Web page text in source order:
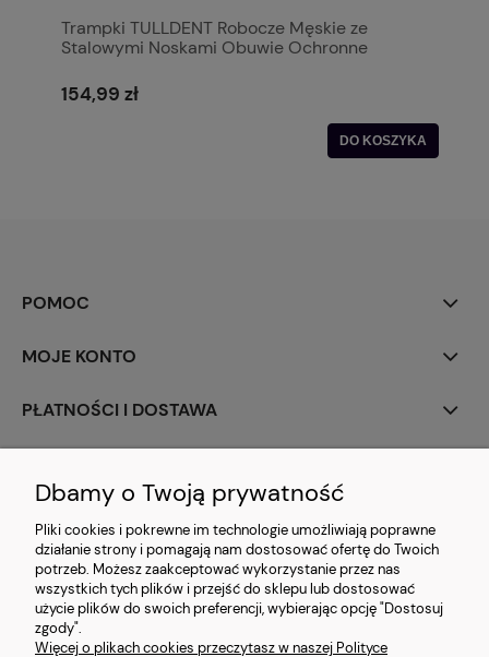
Trampki TULLDENT Robocze Męskie ze
Stalowymi Noskami Obuwie Ochronne
154,99 zł
DO KOSZYKA
POMOC
MOJE KONTO
PŁATNOŚCI I DOSTAWA
Dbamy o Twoją prywatność
Pliki cookies i pokrewne im technologie umożliwiają poprawne
działanie strony i pomagają nam dostosować ofertę do Twoich
potrzeb. Możesz zaakceptować wykorzystanie przez nas
wszystkich tych plików i przejść do sklepu lub dostosować
użycie plików do swoich preferencji, wybierając opcję "Dostosuj
zgody".
Więcej o plikach cookies przeczytasz w naszej Polityce